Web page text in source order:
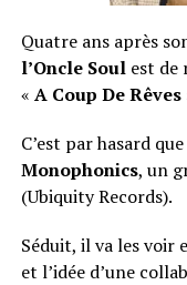
Quatre ans après
l’Oncle Soulest de
« A Coup De Rêves
C’est par hasard
Monophonics, un
(Ubiquity Records).
Séduit, il va les voir
et l’idée d’une